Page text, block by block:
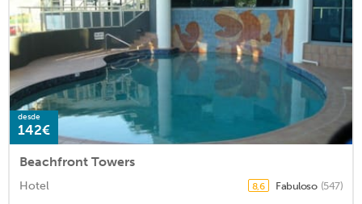
desde
142€
Beachfront Towers
Hotel 8,6 Fabuloso (547)